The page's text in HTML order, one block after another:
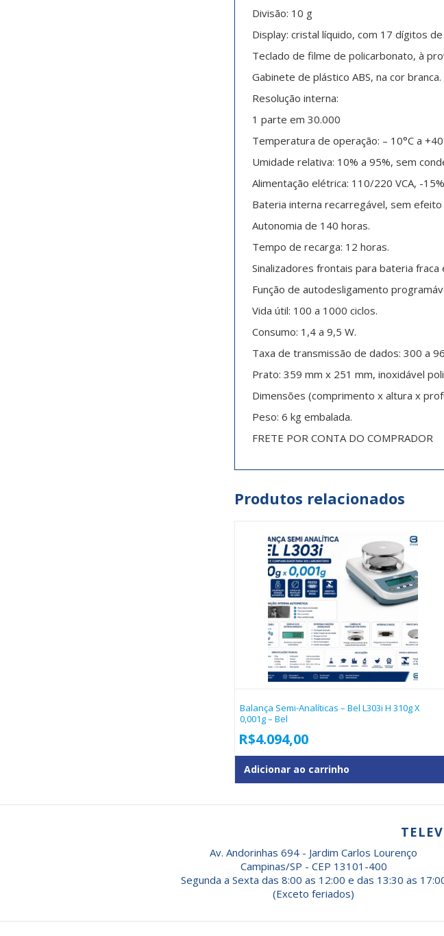
Divisão: 10 g
Display: cristal líquido, com 17 dígitos
Teclado de filme de policarbonato, à
Gabinete de plástico ABS, na cor branca.
Resolução interna:
1 parte em 30.000
Temperatura de operação: – 10°C a
Umidade relativa: 10% a 95%, sem
Alimentação elétrica: 110/220 VCA, -
Bateria interna recarregável, sem efeito
Autonomia de 140 horas.
Tempo de recarga: 12 horas.
Sinalizadores frontais para bateria fraca
Função de autodesligamento
Vida útil: 100 a 1000 ciclos.
Consumo: 1,4 a 9,5 W.
Taxa de transmissão de dados: 300 a
Prato: 359 mm x 251 mm, inoxidável
Dimensões (comprimento x altura x
Peso: 6 kg embalada.
FRETE POR CONTA DO COMPRADOR
Produtos relacionados
Balança Semi-Analíticas – Bel L303i H 310g X
0,001g – Bel
R$4.094,00
Adicionar ao carrinho
Av. Andorinhas 694 - Jardim Carlos Lourenço
Campinas/SP - CEP 13101-400
Segunda a Sexta das 8:00 as 12:00 e das 13:30 as
(Exceto feriados)